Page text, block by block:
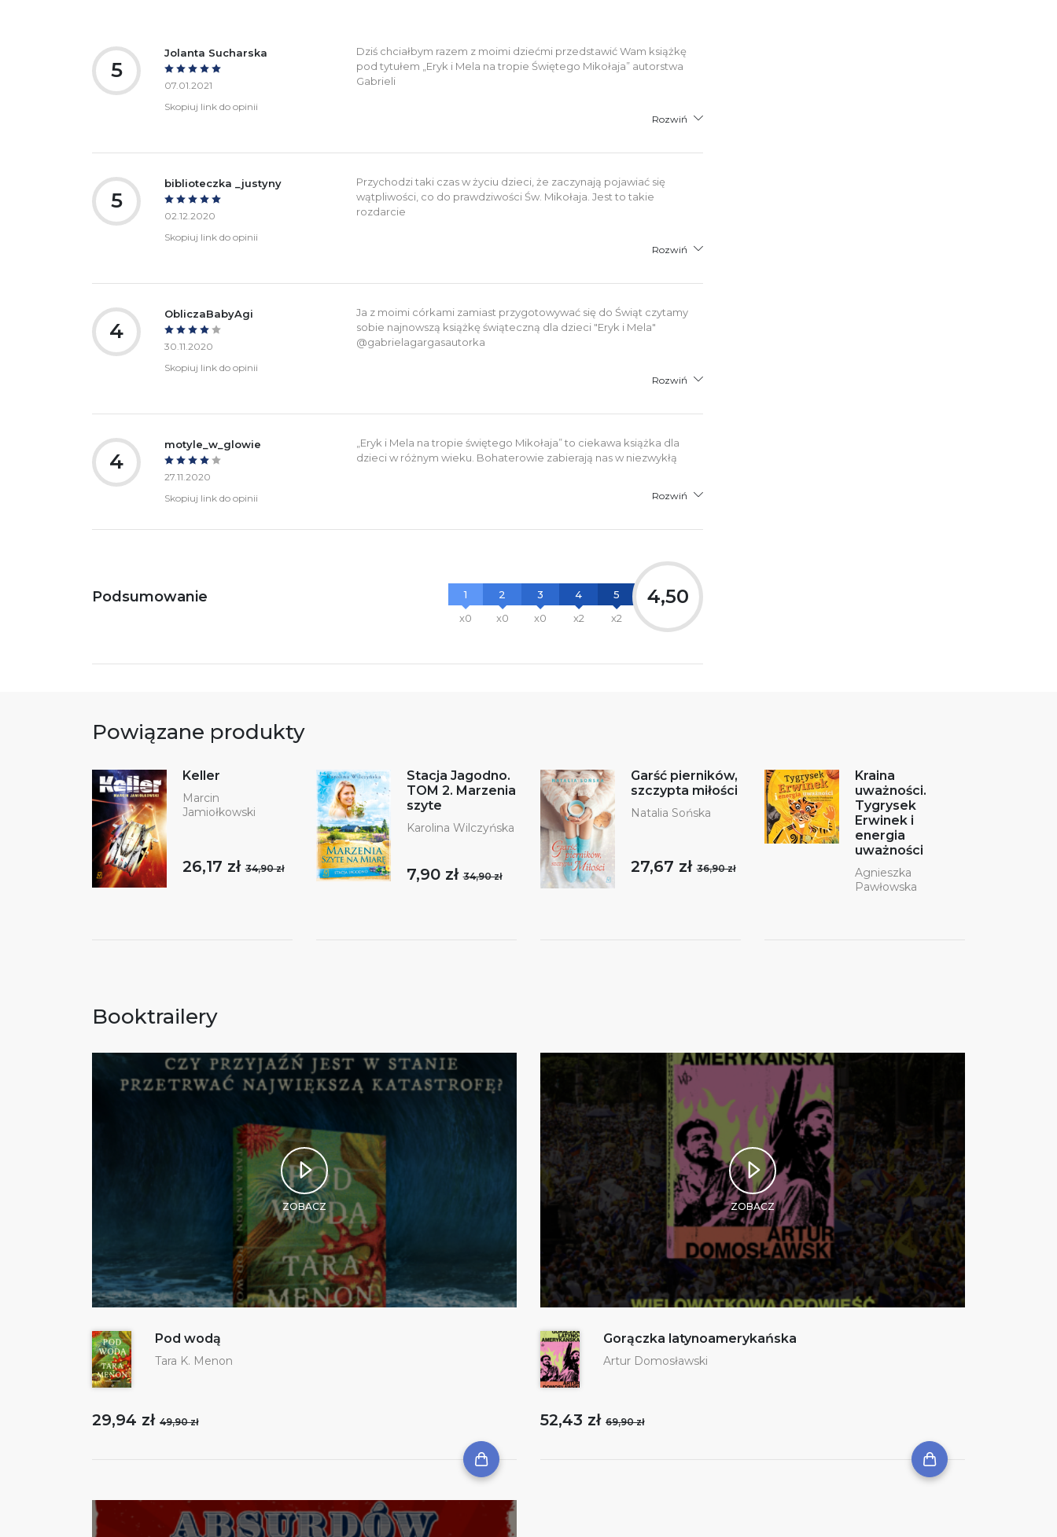
5
Jolanta Sucharska
07.01.2021
Skopiuj link do opinii
Dziś chciałbym razem z moimi dziećmi przedstawić Wam książkę
pod tytułem „Eryk i Mela na tropie Świętego Mikołaja” autorstwa
Gabrieli
Rozwiń
5
biblioteczka _justyny
02.12.2020
Skopiuj link do opinii
Przychodzi taki czas w życiu dzieci, że zaczynają pojawiać się
wątpliwości, co do prawdziwości Św. Mikołaja. Jest to takie
rozdarcie
Rozwiń
4
ObliczaBabyAgi
30.11.2020
Skopiuj link do opinii
Ja z moimi córkami zamiast przygotowywać się do Świąt czytamy
sobie najnowszą książkę świąteczną dla dzieci "Eryk i Mela"
@gabrielagargasautorka
Rozwiń
4
motyle_w_glowie
27.11.2020
Skopiuj link do opinii
„Eryk i Mela na tropie świętego Mikołaja” to ciekawa książka dla
dzieci w różnym wieku. Bohaterowie zabierają nas w niezwykłą
Rozwiń
Podsumowanie
1
x0
2
x0
3
x0
4
x2
5
x2
4,50
Powiązane produkty
Keller
Marcin
Jamiołkowski
26,17 zł34,90 zł
Stacja Jagodno.
TOM 2. Marzenia
szyte
Karolina Wilczyńska
7,90 zł34,90 zł
Garść pierników,
szczypta miłości
Natalia Sońska
27,67 zł36,90 zł
Kraina
uważności.
Tygrysek
Erwinek i
energia
uważności
Agnieszka
Pawłowska
Booktrailery
ZOBACZ
Pod wodą
Tara K. Menon
29,94 zł 49,90 zł
ZOBACZ
Gorączka latynoamerykańska
Artur Domosławski
52,43 zł 69,90 zł